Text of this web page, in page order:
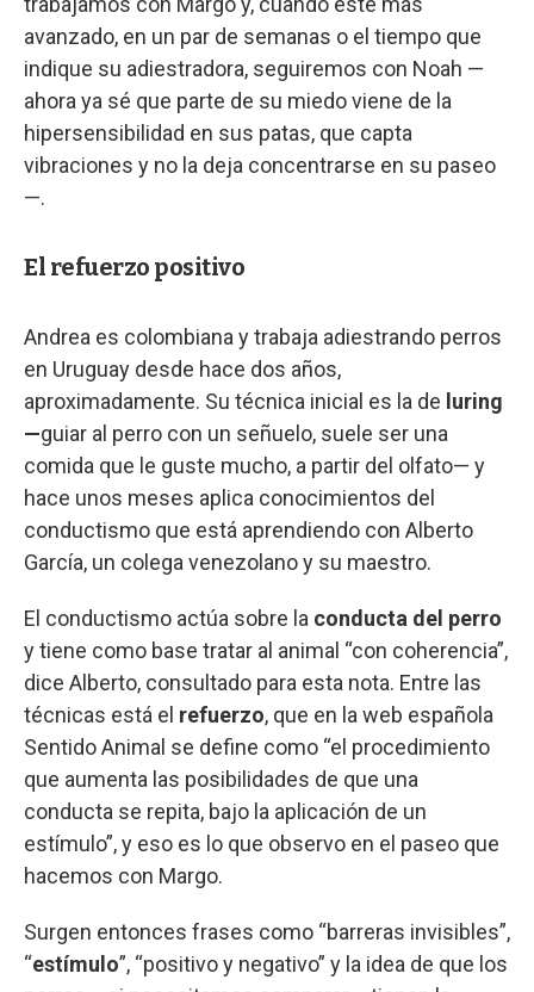
avanzado, en un par de semanas o el tiempo que
indique su adiestradora, seguiremos con Noah —
ahora ya sé que parte de su miedo viene de la
hipersensibilidad en sus patas, que capta
vibraciones y no la deja concentrarse en su paseo
—.
El refuerzo positivo
Andrea es colombiana y trabaja adiestrando perros
en Uruguay desde hace dos años,
aproximadamente. Su técnica inicial es la de luring
—guiar al perro con un señuelo, suele ser una
comida que le guste mucho, a partir del olfato— y
hace unos meses aplica conocimientos del
conductismo que está aprendiendo con Alberto
García, un colega venezolano y su maestro.
El conductismo actúa sobre la conducta del perro
y tiene como base tratar al animal “con coherencia”,
dice Alberto, consultado para esta nota. Entre las
técnicas está el refuerzo, que en la web española
Sentido Animal se define como “el procedimiento
que aumenta las posibilidades de que una
conducta se repita, bajo la aplicación de un
estímulo”, y eso es lo que observo en el paseo que
hacemos con Margo.
Surgen entonces frases como “barreras invisibles”,
“estímulo”, “positivo y negativo” y la idea de que los